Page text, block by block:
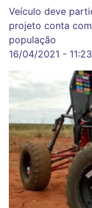
Veículo deve
projeto conta
população
16/04/2021 - 11:23